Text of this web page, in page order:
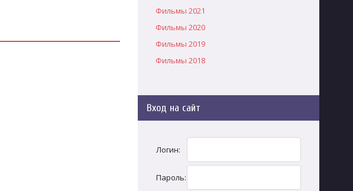
Фильмы 2021
Фильмы 2020
Фильмы 2019
Фильмы 2018
Вход на сайт
Логин:
Пароль: